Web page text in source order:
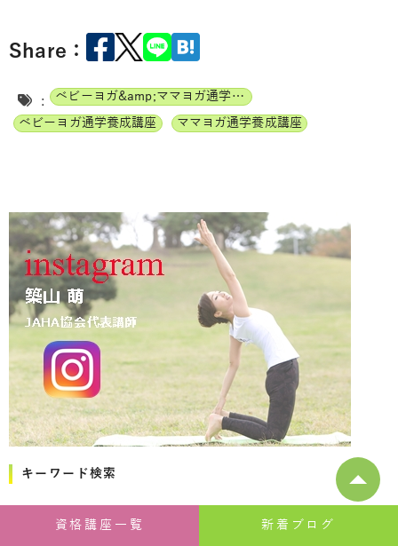
Share：
:
ベビーヨガ&amp;ママヨガ通学養成講座
ベビーヨガ通学養成講座
ママヨガ通学養成講座
キーワード検索
新着ブログ
資格講座一覧